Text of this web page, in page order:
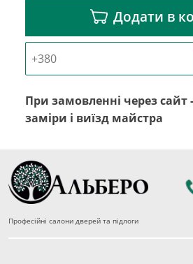
Додати в
При замовленні через сайт
заміри і виїзд майстра
Професійні салони дверей та підлоги